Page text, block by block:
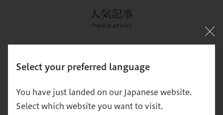
Select your preferred language
You have just landed on our Japanese website.
Select which website you want to visit.
人気記事
Popular articles